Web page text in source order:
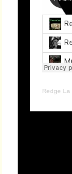
Redge La